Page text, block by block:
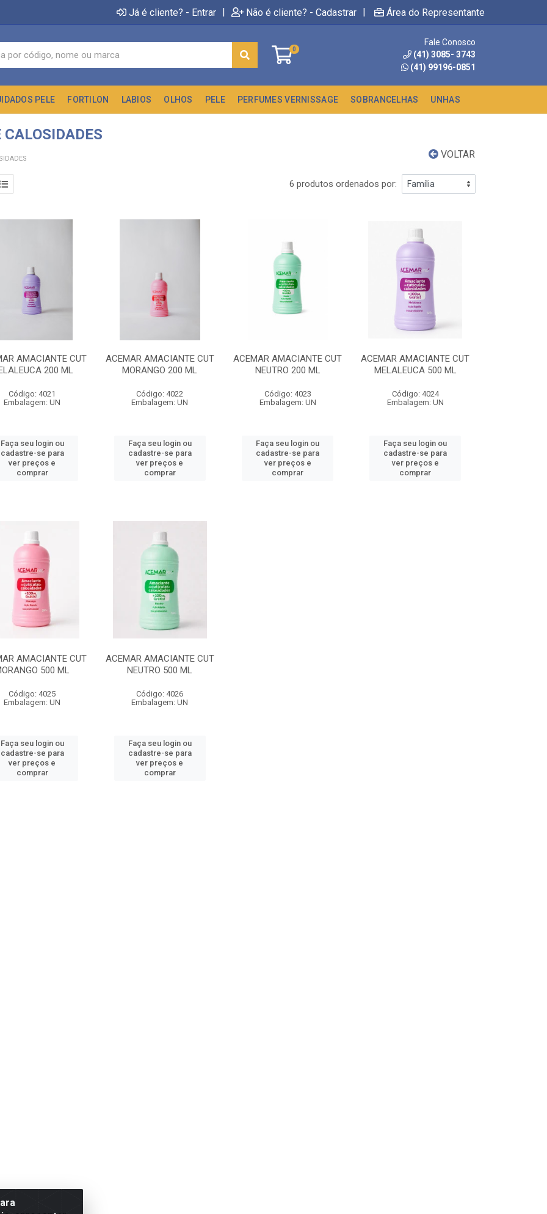
Já é cliente? - Entrar | Não é cliente? - Cadastrar | Área do Representante
0
Fale Conosco
(41) 3085- 3743
(41) 99196-0851
PELE FORTILON LABIOS OLHOS PELE PERFUMES VERNISSAGE SOBRANCELHAS UNHAS
VOLTAR
6 produtos ordenados por:
AMACIANTE CUT
200 ML
Código: 4021
Embalagem: UN
Faça seu login ou
cadastre-se para
ver preços e
comprar
ACEMAR AMACIANTE CUT
MORANGO 200 ML
Código: 4022
Embalagem: UN
Faça seu login ou
cadastre-se para
ver preços e
comprar
ACEMAR AMACIANTE CUT
NEUTRO 200 ML
Código: 4023
Embalagem: UN
Faça seu login ou
cadastre-se para
ver preços e
comprar
ACEMAR AMACIANTE CUT
MELALEUCA 500 ML
Código: 4024
Embalagem: UN
Faça seu login ou
cadastre-se para
ver preços e
comprar
AMACIANTE CUT
500 ML
Código: 4025
Embalagem: UN
Faça seu login ou
cadastre-se para
ver preços e
comprar
ACEMAR AMACIANTE CUT
NEUTRO 500 ML
Código: 4026
Embalagem: UN
Faça seu login ou
cadastre-se para
ver preços e
comprar